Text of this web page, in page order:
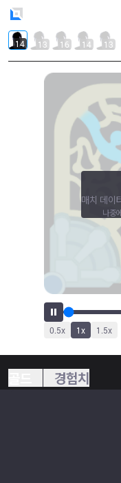
14 13 16 14 13
0.5x 1x 1.5x
매치 데이
나중
경험치